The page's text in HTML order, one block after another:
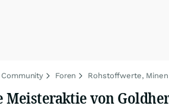
Foren Rohstoffwerte,
von